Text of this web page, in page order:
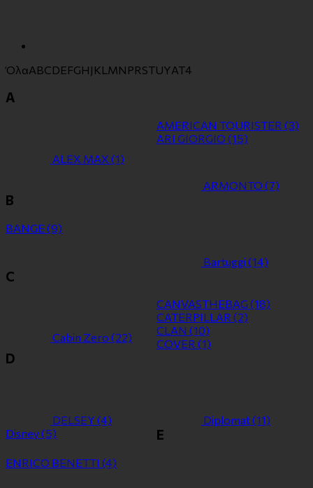
ΌλαABCDEFGH J KL MN PRSTUYΑΤ4
A
ALEX MAX (1)
AMERICAN TOURISTER (3)
ARI GIORGIO (15)
ARMONTO (7)
B
BANGE (9)
Bartuggi (14)
C
Cabin Zero (22)
CANVASTHEBAG (18)
CATERPILLAR (2)
CLAN (10)
COVER (1)
D
DELSEY (4) Diplomat(11)
Disney(5) E
ENRICO BENETTI (4)